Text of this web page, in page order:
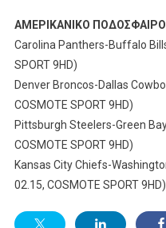
ΑΜΕΡΙΚΑΝΙΚΟ ΠΟΔΟΣΦΑΙΡΟ
Carolina Panthers-Buffalo
SPORT 9HD)
Denver Broncos-Dallas
COSMOTE SPORT 9HD)
Pittsburgh Steelers-Green
COSMOTE SPORT 9HD)
Kansas City Chiefs-
02.15, COSMOTE SPORT 9HD)